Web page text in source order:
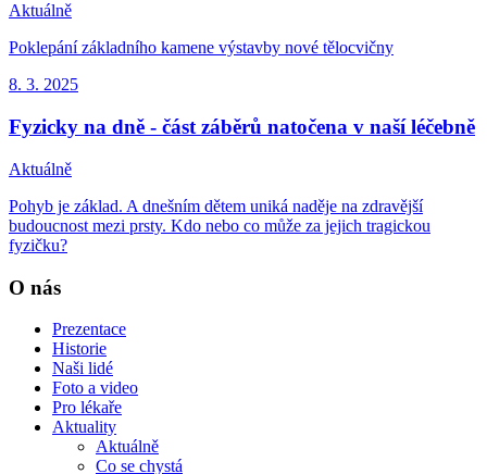
Aktuálně
Poklepání základního kamene výstavby nové tělocvičny
8. 3. 2025
Fyzicky na dně - část záběrů natočena v naší léčebně
Aktuálně
Pohyb je základ. A dnešním dětem uniká naděje na zdravější
budoucnost mezi prsty. Kdo nebo co může za jejich tragickou
fyzičku?
O nás
Prezentace
Historie
Naši lidé
Foto a video
Pro lékaře
Aktuality
Aktuálně
Co se chystá